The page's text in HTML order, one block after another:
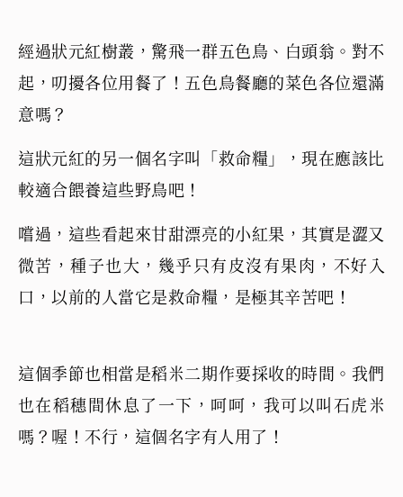
經過狀元紅樹叢，驚飛一群五色鳥、白頭翁。對不
起，叨擾各位用餐了！五色鳥餐廳的菜色各位還滿
意嗎？
這狀元紅的另一個名字叫「救命糧」，現在應該比
較適合餵養這些野鳥吧！
嚐過，這些看起來甘甜漂亮的小紅果，其實是澀又
微苦，種子也大，幾乎只有皮沒有果肉，不好入
口，以前的人當它是救命糧，是極其辛苦吧！
這個季節也相當是稻米二期作要採收的時間。我們
也在稻穗間休息了一下，呵呵，我可以叫石虎米
嗎？喔！不行，這個名字有人用了！